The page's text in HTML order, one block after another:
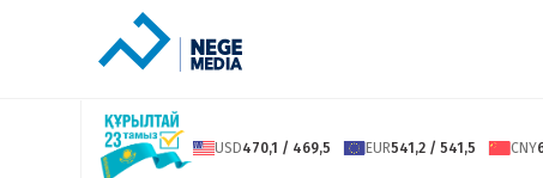
USD470,1 / 469,5 EUR541,2 / 541,5 CNY